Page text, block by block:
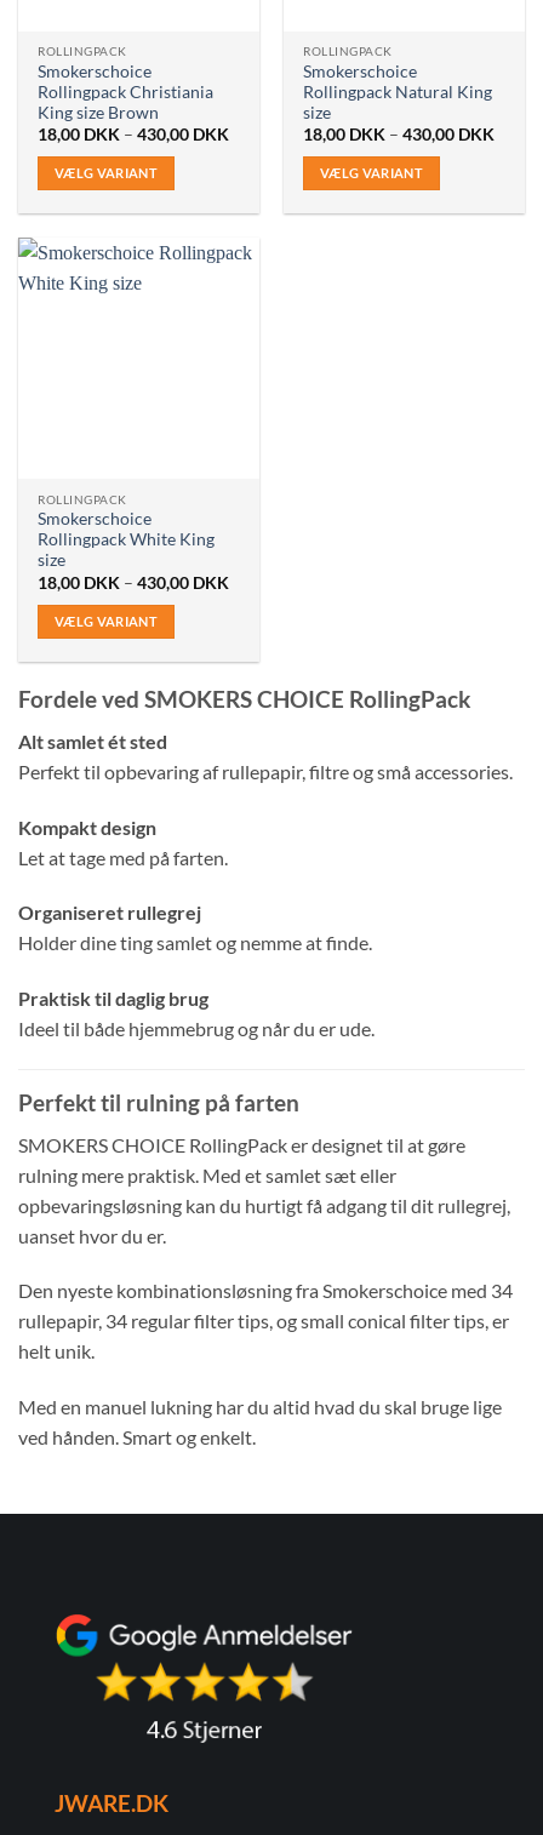
ROLLINGPACK
Smokerschoice
Rollingpack Christiania
King size Brown
18,00 DKK – 430,00 DKK Prisinterval:
430,00 DKK
VÆLG VARIANT
har
flere
ROLLINGPACK
Smokerschoice
Rollingpack Natural King
size
18,00 DKK – 430,00 DKK
VÆLG VARIANT
ROLLINGPACK
Smokerschoice
Rollingpack White King
size
18,00 DKK – 430,00 DKK
VÆLG VARIANT
har
varianter.
Mulighederne
vælges
på
Fordele ved SMOKERS CHOICE RollingPack
Alt samlet ét sted
Perfekt til opbevaring af rullepapir, filtre og små accessories.
Kompakt design
Let at tage med på farten.
Organiseret rullegrej
Holder dine ting samlet og nemme at finde.
Praktisk til daglig brug
Ideel til både hjemmebrug og når du er ude.
Perfekt til rulning på farten
SMOKERS CHOICE RollingPack er designet til at gøre
rulning mere praktisk. Med et samlet sæt eller
opbevaringsløsning kan du hurtigt få adgang til dit rullegrej,
uanset hvor du er.
Den nyeste kombinationsløsning fra Smokerschoice med 34
rullepapir, 34 regular filter tips, og small conical filter tips, er
helt unik.
Med en manuel lukning har du altid hvad du skal bruge lige
ved hånden. Smart og enkelt.
JWARE.DK